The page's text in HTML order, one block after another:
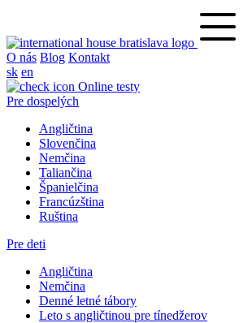
O nás Blog Kontakt
sk en
Online testy
Pre dospelých
Angličtina
Slovenčina
Nemčina
Taliančina
Španielčina
Francúzština
Ruština
Pre deti
Angličtina
Nemčina
Denné letné tábory
Leto s angličtinou pre tínedžerov